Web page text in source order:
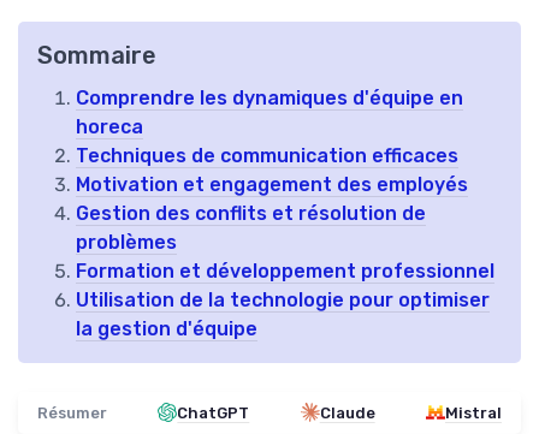
Sommaire
Comprendre les dynamiques d'équipe en
horeca
Techniques de communication efficaces
Motivation et engagement des employés
Gestion des conflits et résolution de
problèmes
Formation et développement professionnel
Utilisation de la technologie pour optimiser
la gestion d'équipe
Résumer ChatGPT Claude Mistral